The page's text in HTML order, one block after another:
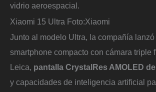
vidrio aeroespacial.
Xiaomi 15 Ultra Foto:Xiaomi
Junto al modelo Ultra, la compañía
smartphone compacto con cámara triple
Leica, pantalla CrystalRes AMOLED
y capacidades de inteligencia artificial